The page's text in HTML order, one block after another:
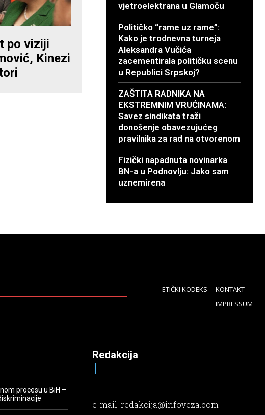
po viziji
Kinezi
vjetroelektrana u Glamoču
Političko “rame uz rame”:
Kako je trodnevna turneja
Aleksandra Vučića
zacementirala političku scenu
u Republici Srpskoj?
ZAŠTITA RADNIKA NA
EKSTREMNIM VRUĆINAMA:
Savez sindikata traži
donošenje obavezujućeg
pravilnika za rad na otvorenom
Fizički napadnuta novinarka
BN-a u Podnovlju: Jako sam
uznemirena
ETIČKI KODEKS
KONTAKT
IMPRESSUM
procesu u BiH –
Redakcija
e-mail:redakcija@infoveza.com